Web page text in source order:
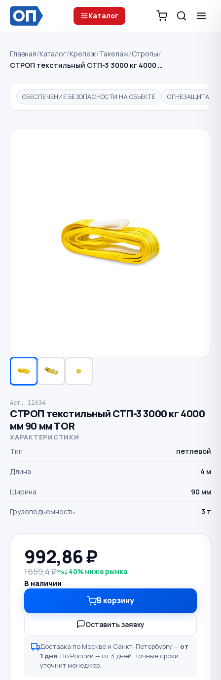
Каталог
Главная/Каталог/Крепеж/Такелаж/Стропы/
СТРОП текстильный СТП-3 3000 кг 4000 …
ОБЕСПЕЧЕНИЕ БЕЗОПАСНОСТИ НА ОБЪЕКТЕ ОГНЕЗАЩИТА
Арт. 11634
СТРОП текстильный СТП-3 3000 кг 4000
мм 90 мм TOR
ХАРАКТЕРИСТИКИ
Тип петлевой
Длина 4 м
Ширина 90 мм
Грузоподъемность 3 т
992,86₽
1 659,4 ₽ ↓40% ниже рынка
В наличии
В корзину
Оставить заявку
Доставка по Москве и Санкт-Петербургу — от
1 дня. По России — от 3 дней. Точные сроки
уточнит менеджер.